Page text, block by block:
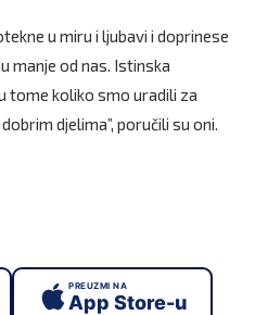
u miru i ljubavi i doprinese
manje od nas. Istinska
tome koliko smo uradili za
djelima”, poručili su oni.
PREUZMI NA
App Store-u